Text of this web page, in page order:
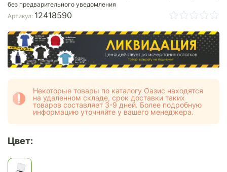
без предварительного уведомления
Артикул: 12418590
Некоторые товары по каталогу Оазис находятся
на удаленном складе, срок доставки таких
товаров составляет 3-9 дней. Более подробную
информацию уточняйте у вашего менеджера.
Цвет: